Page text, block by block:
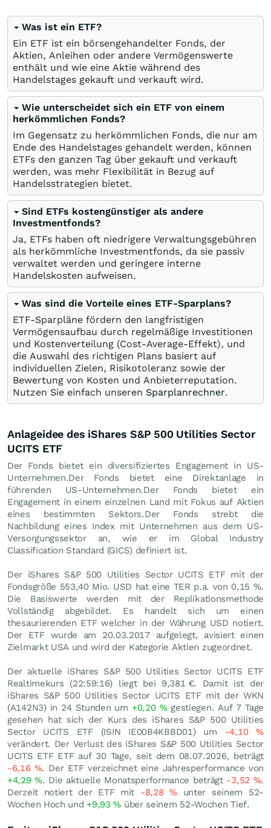
Was ist ein ETF?
Ein ETF ist ein börsengehandelter Fonds, der
Aktien, Anleihen oder andere Vermögenswerte
enthält und wie eine Aktie während des
Handelstages gekauft und verkauft wird.
Wie unterscheidet sich ein ETF von einem
herkömmlichen Fonds?
Im Gegensatz zu herkömmlichen Fonds, die nur am
Ende des Handelstages gehandelt werden, können
ETFs den ganzen Tag über gekauft und verkauft
werden, was mehr Flexibilität in Bezug auf
Handelsstrategien bietet.
Sind ETFs kostengünstiger als andere
Investmentfonds?
Ja, ETFs haben oft niedrigere Verwaltungsgebühren
als herkömmliche Investmentfonds, da sie passiv
verwaltet werden und geringere interne
Handelskosten aufweisen.
Was sind die Vorteile eines ETF-Sparplans?
ETF-Sparpläne fördern den langfristigen
Vermögensaufbau durch regelmäßige Investitionen
und Kostenverteilung (Cost-Average-Effekt), und
die Auswahl des richtigen Plans basiert auf
individuellen Zielen, Risikotoleranz sowie der
Bewertung von Kosten und Anbieterreputation.
Nutzen Sie einfach unseren Sparplanrechner.
Anlageidee des iShares S&P 500 Utilities Sector
UCITS ETF
Der Fonds bietet ein diversifiziertes Engagement in US-
Unternehmen.Der Fonds bietet eine Direktanlage in
führenden US-Unternehmen.Der Fonds bietet ein
Engagement in einem einzelnen Land mit Fokus auf Aktien
eines bestimmten Sektors.Der Fonds strebt die
Nachbildung eines Index mit Unternehmen aus dem US-
Versorgungssektor an, wie er im Global Industry
Classification Standard (GICS) definiert ist.
Der iShares S&P 500 Utilities Sector UCITS ETF mit der
Fondsgröße 553,40 Mio. USD hat eine TER p.a. von 0,15 %.
Die Basiswerte werden mit der Replikationsmethode
Vollständig abgebildet. Es handelt sich um einen
thesaurierenden ETF welcher in der Währung USD notiert.
Der ETF wurde am 20.03.2017 aufgelegt, avisiert einen
Zielmarkt USA und wird der Kategorie Aktien zugeordnet.
Der aktuelle iShares S&P 500 Utilities Sector UCITS ETF
Realtimekurs (22:59:16) liegt bei 9,381 €. Damit ist der
iShares S&P 500 Utilities Sector UCITS ETF mit der WKN
(A142N3) in 24 Stunden um +0,20 %gestiegen. Auf 7 Tage
gesehen hat sich der Kurs des iShares S&P 500 Utilities
Sector UCITS ETF (ISIN IE00B4KBBD01) um -4,10%
verändert. Der Verlust des iShares S&P 500 Utilities Sector
UCITS ETF ETF auf 30 Tage, seit dem 08.07.2026, beträgt
-6,16 %. Der ETF verzeichnet eine Jahresperformance von
+4,29%. Die aktuelle Monatsperformance beträgt -3,52 %.
Derzeit notiert der ETF mit -8,28%unter seinem 52-
Wochen Hoch und +9,93% über seinem 52-Wochen Tief.